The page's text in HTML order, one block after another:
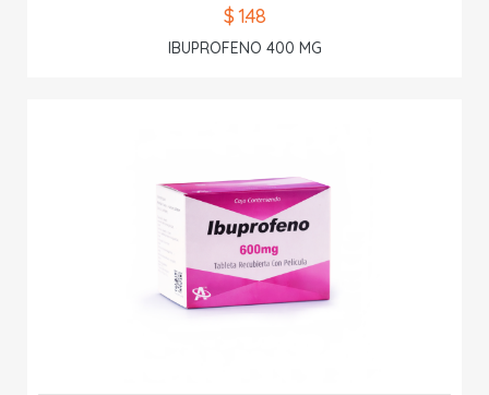
$ 1.48
IBUPROFENO 400 MG